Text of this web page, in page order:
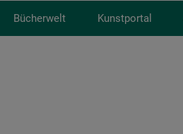
Bücherwelt Kunstportal